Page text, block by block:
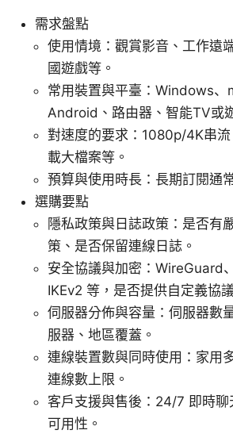
需求盤點
使用情境：觀賞影音、工作遠
國遊戲等。
常用裝置與平臺：Windows、
Android、路由器、智能TV或
對速度的要求：1080p/4K串
載大檔案等。
預算與使用時長：長期訂閱通
選購要點
隱私政策與日誌政策：是否有
策、是否保留連線日誌。
安全協議與加密：WireGuard
IKEv2 等，是否提供自定義協議
伺服器分佈與容量：伺服器數
服器、地區覆蓋。
連線裝置數與同時使用：家用
連線數上限。
客戶支援與售後：24/7 即時聊
可用性。